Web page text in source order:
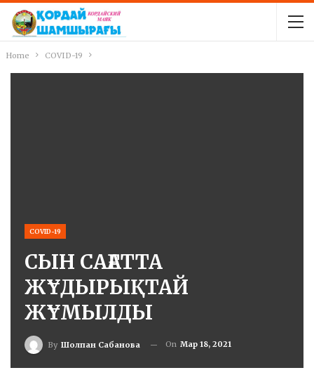
Home COVID-19
COVID-19
СЫН САҒАТТА
ЖҰДЫРЫҚТАЙ
ЖҰМЫЛДЫ
By Шолпан Сабанова On Мар 18, 2021